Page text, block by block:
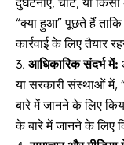
“क्या हुआ” पूछते हैं
कार्रवाई के लिए तैयार
आधिकारिक संदर्भ में:
या सरकारी संस्थाओं में,
बारे में जानने के लिए
के बारे में जानने के लिए